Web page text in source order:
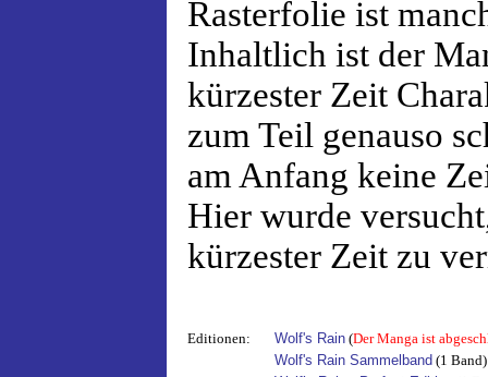
Rasterfolie ist
Inhaltlich ist der
kürzester Zeit
zum Teil genauso
am Anfang keine
Hier wurde
kürzester Zeit zu
Editionen: Wolf's Rain (Der Manga ist
Wolf's Rain Sammelband (1